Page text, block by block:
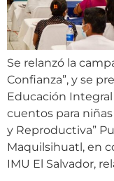
Se relanzó la
Confianza”, y se
Educación
cuentos para
y Reproductiva”
Maquilsihuatl, en
IMU El Salvador,